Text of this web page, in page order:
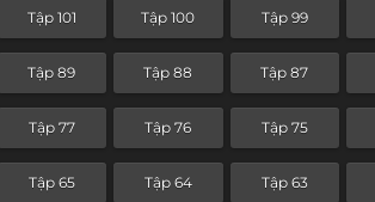
Tập 101 Tập 100 Tập 99
Tập 89 Tập 88 Tập 87
Tập 77 Tập 76 Tập 75
Tập 65 Tập 64 Tập 63